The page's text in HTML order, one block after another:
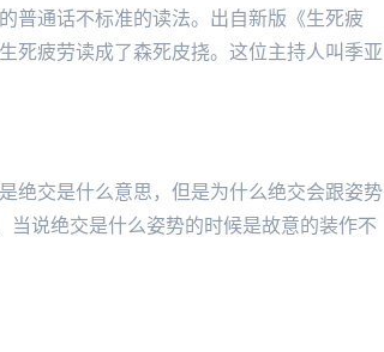
普通话不标准的读法。出自新版《生死疲
死疲劳读成了森死皮挠。这位主持人叫季亚
绝交是什么意思，但是为什么绝交会跟姿势
说绝交是什么姿势的时候是故意的装作不